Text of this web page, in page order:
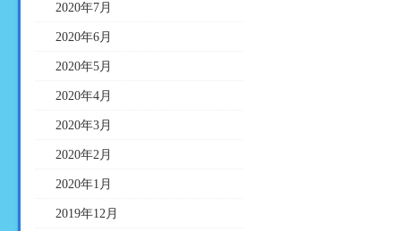
2020年7月
2020年6月
2020年5月
2020年4月
2020年3月
2020年2月
2020年1月
2019年12月